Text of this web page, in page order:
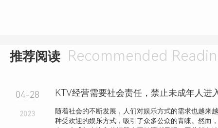
推荐阅读 Recommended
04-28
2023
随着社会的不断发展，人们对娱乐方式的需求也越来
种受欢迎的娱乐方式，吸引了众多公众的青睐。然而